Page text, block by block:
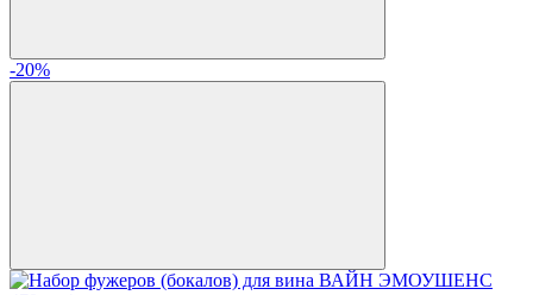
-20%